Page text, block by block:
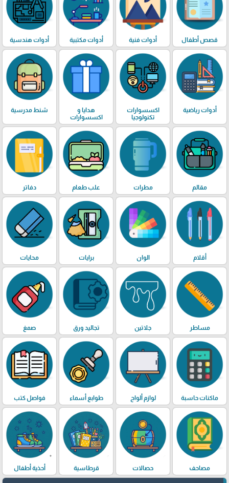
قصص أطفال أدوات فنية أدوات مكتبية أدوات هندسية
أدوات رياضية
اكسسوارات
تكنولوجيا
هدايا و
اكسسوارات
شنط مدرسية
مقالم مطرات علب طعام دفاتر
أقلام الوان برايات محايات
مساطر جلاتين تجاليد ورق صمغ
ماكنات حاسبة لوازم ألواح طوابع أسماء فواصل كتب
مصاحف حصالات قرطاسية أحذية أطفال